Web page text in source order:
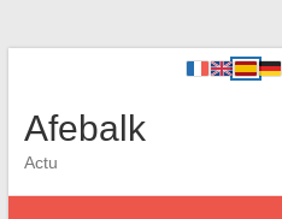
Afebalk
Actu